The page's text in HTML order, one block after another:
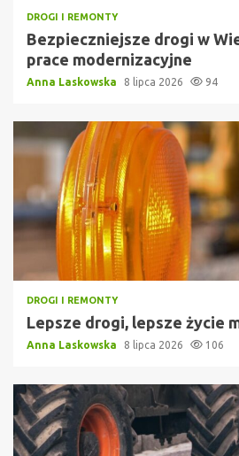
DROGI I REMONTY
Bezpieczniejsze drogi w
prace modernizacyjne
Anna Laskowska 8 lipca 2026 94
DROGI I REMONTY
Lepsze drogi, lepsze życie
Anna Laskowska 8 lipca 2026 106